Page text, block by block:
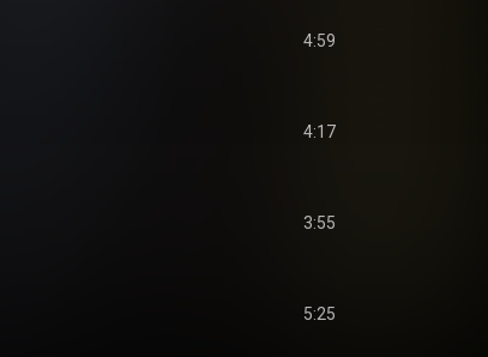
4:59
4:17
3:55
5:25